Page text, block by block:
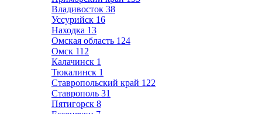
Владивосток 38
Уссурийск 16
Находка 13
Омская область 124
Омск 112
Калачинск 1
Тюкалинск 1
Ставропольский край 122
Ставрополь 31
Пятигорск 8